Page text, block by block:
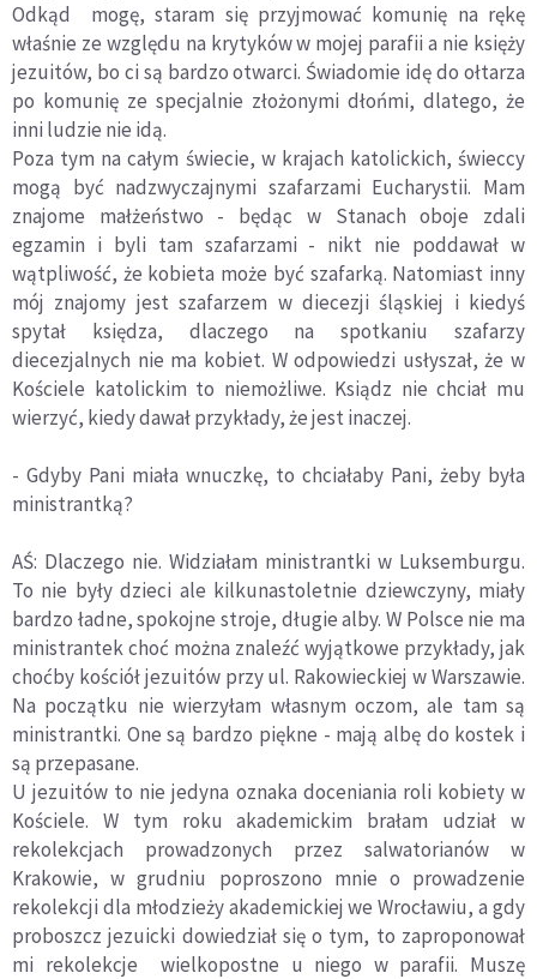
Odkąd mogę, staram się przyjmować komunię na rękę
właśnie ze względu na krytyków w mojej parafii a nie księży
jezuitów, bo ci są bardzo otwarci. Świadomie idę do ołtarza
po komunię ze specjalnie złożonymi dłońmi, dlatego, że
inni ludzie nie idą.
Poza tym na całym świecie, w krajach katolickich, świeccy
mogą być nadzwyczajnymi szafarzami Eucharystii. Mam
znajome małżeństwo - będąc w Stanach oboje zdali
egzamin i byli tam szafarzami - nikt nie poddawał w
wątpliwość, że kobieta może być szafarką. Natomiast inny
mój znajomy jest szafarzem w diecezji śląskiej i kiedyś
spytał księdza, dlaczego na spotkaniu szafarzy
diecezjalnych nie ma kobiet. W odpowiedzi usłyszał, że w
Kościele katolickim to niemożliwe. Ksiądz nie chciał mu
wierzyć, kiedy dawał przykłady, że jest inaczej.
- Gdyby Pani miała wnuczkę, to chciałaby Pani, żeby była
ministrantką?
AŚ: Dlaczego nie. Widziałam ministrantki w Luksemburgu.
To nie były dzieci ale kilkunastoletnie dziewczyny, miały
bardzo ładne, spokojne stroje, długie alby. W Polsce nie ma
ministrantek choć można znaleźć wyjątkowe przykłady, jak
choćby kościół jezuitów przy ul. Rakowieckiej w Warszawie.
Na początku nie wierzyłam własnym oczom, ale tam są
ministrantki. One są bardzo piękne - mają albę do kostek i
są przepasane.
U jezuitów to nie jedyna oznaka doceniania roli kobiety w
Kościele. W tym roku akademickim brałam udział w
rekolekcjach prowadzonych przez salwatorianów w
Krakowie, w grudniu poproszono mnie o prowadzenie
rekolekcji dla młodzieży akademickiej we Wrocławiu, a gdy
proboszcz jezuicki dowiedział się o tym, to zaproponował
mi rekolekcje wielkopostne u niego w parafii. Muszę